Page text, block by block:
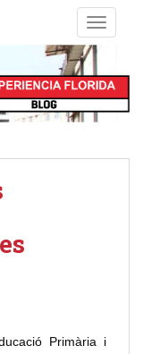
Primària i